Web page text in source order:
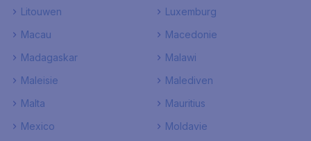
Litouwen
Luxemburg
Macau
Macedonie
Madagaskar
Malawi
Maleisie
Malediven
Malta
Mauritius
Mexico
Moldavie